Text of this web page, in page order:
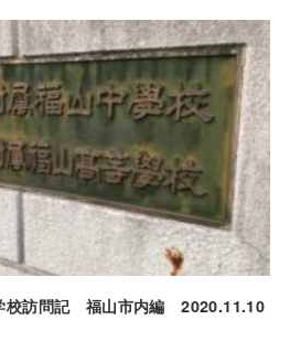
校訪問記 福山市内編 2020.11.10